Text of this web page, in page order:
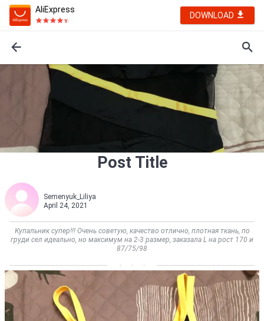
AliExpress
DOWNLOAD
Post Title
Semenyuk_Liliya
April 24, 2021
Купальник супер!!! Очень советую, качество отлично, плотная ткань, по
груди сел идеально, но максимум на 2-3 размер, заказала L на рост 170 и
87/75/98